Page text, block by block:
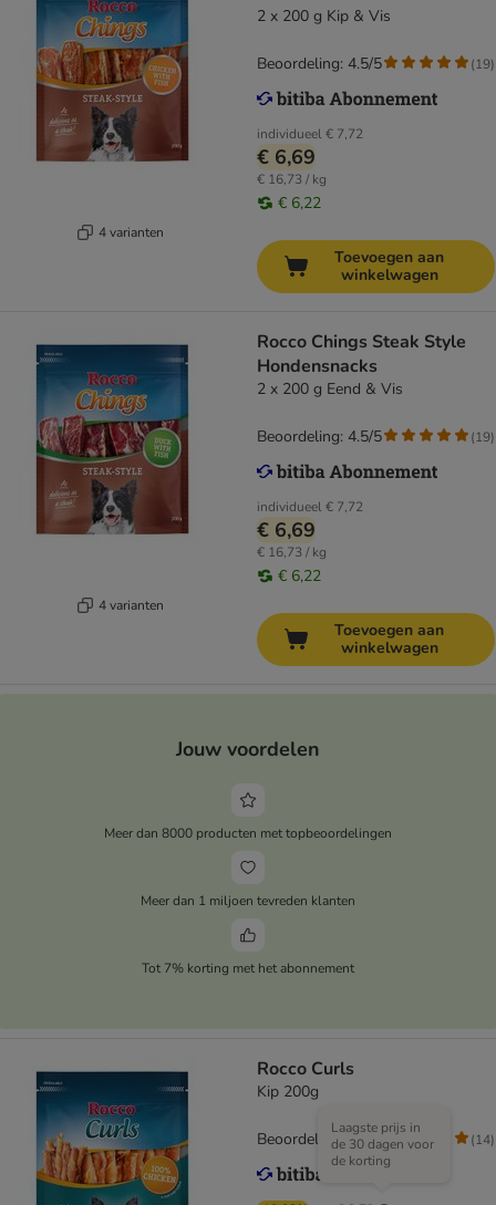
4 varianten
2 x 200 g Kip & Vis
individueel€ 7,72
€ 6,69
€ 16,73 / kg
€ 6,22
Beoordeling: 4.5/5 (19)
Toevoegen aan
winkelwagen
4 varianten
Rocco Chings Steak Style
Hondensnacks
2 x 200 g Eend & Vis
individueel€ 7,72
€ 6,69
€ 16,73 / kg
€ 6,22
Beoordeling: 4.5/5 (19)
Toevoegen aan
winkelwagen
Jouw voordelen
Meer dan 8000 producten met topbeoordelingen
Meer dan 1 miljoen tevreden klanten
Tot 7% korting met het abonnement
Rocco Curls
Kip 200g
Laagste prijs in
de 30 dagen voor
de korting
Beoordeling: 4.9/5 (14)